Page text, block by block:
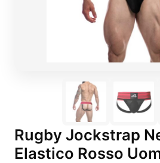
Rugby Jockstrap
Elastico Rosso